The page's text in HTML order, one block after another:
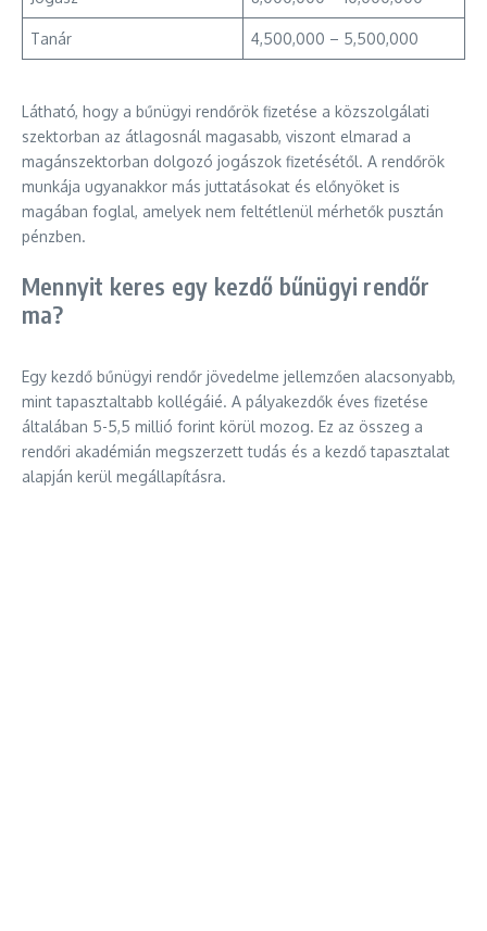
Tanár 4,500,000 – 5,500,000
Látható, hogy a bűnügyi rendőrök fizetése a közszolgálati
szektorban az átlagosnál magasabb, viszont elmarad a
magánszektorban dolgozó jogászok fizetésétől. A rendőrök
munkája ugyanakkor más juttatásokat és előnyöket is
magában foglal, amelyek nem feltétlenül mérhetők pusztán
pénzben.
Mennyit keres egy kezdő bűnügyi rendőr
ma?
Egy kezdő bűnügyi rendőr jövedelme jellemzően alacsonyabb,
mint tapasztaltabb kollégáié. A pályakezdők éves fizetése
általában 5-5,5 millió forint körül mozog. Ez az összeg a
rendőri akadémián megszerzett tudás és a kezdő tapasztalat
alapján kerül megállapításra.